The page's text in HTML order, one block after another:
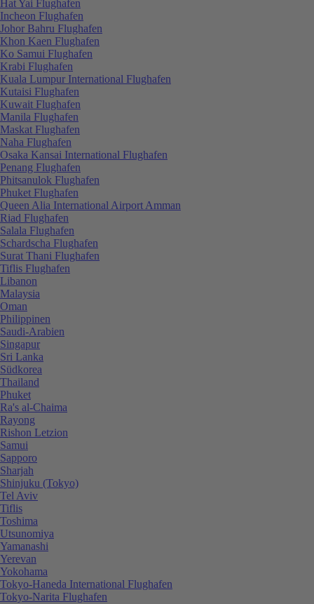
Hat Yai Flughafen
Incheon Flughafen
Johor Bahru Flughafen
Khon Kaen Flughafen
Ko Samui Flughafen
Krabi Flughafen
Kuala Lumpur International Flughafen
Kutaisi Flughafen
Kuwait Flughafen
Manila Flughafen
Maskat Flughafen
Naha Flughafen
Osaka Kansai International Flughafen
Penang Flughafen
Phitsanulok Flughafen
Phuket Flughafen
Queen Alia International Airport Amman
Riad Flughafen
Salala Flughafen
Schardscha Flughafen
Surat Thani Flughafen
Tiflis Flughafen
Libanon
Malaysia
Oman
Philippinen
Saudi-Arabien
Singapur
Sri Lanka
Südkorea
Thailand
Phuket
Ra's al-Chaima
Rayong
Rishon Letzion
Samui
Sapporo
Sharjah
Shinjuku (Tokyo)
Tel Aviv
Tiflis
Toshima
Utsunomiya
Yamanashi
Yerevan
Yokohama
Tokyo-Haneda International Flughafen
Tokyo-Narita Flughafen